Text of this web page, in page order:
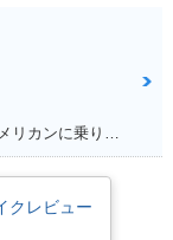
満足ポイント:普通免許しか持ってないけれど、アメリカンに乗りたいと思って探していたら、、 「あるじゃないかっ！小型のアメリカン！！」 50ccバイクの中では重厚感が有りますが、同メーカーで原付の「DIO」と同じ重量（80kg前後）なので取り回しも楽々♪ 足つきも良く、背の低い女の子でも余裕で乗りまわせます。 一番の魅力は低燃費。カブと同じエンジンを使っていて、燃費と耐久性に優れています。 私の所感ですが、ガソリンが全然減らないです（笑） 普通免許・原付免許で乗れますがギア4速のマニュアルですので、 原付とは言えど操作が異なります。購入する際はご注意を！
クレビュー